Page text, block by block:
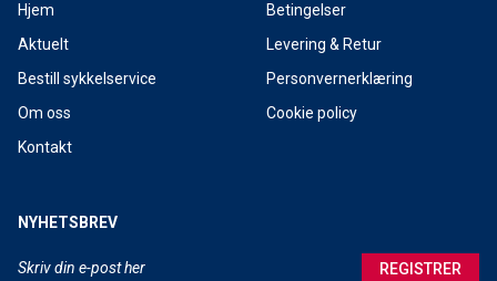
Hjem
Aktuelt
Bestill sykkelservice
Om oss
Kontakt
Betingelser
Levering & Retur
Personvernerklæring
Cookie policy
NYHETSBREV
REGISTRER